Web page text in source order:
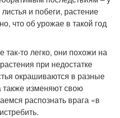
и побеги, растение
что об урожае в такой год
так-то легко, они похожи на
при недостатке
окрашиваются в разные
также изменяют свою
распознать врага «в